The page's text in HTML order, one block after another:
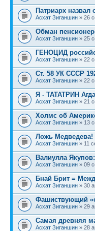
Патриарх
Асхат Зиганшин » 26
Обман
Асхат Зиганшин » 25
ГЕНОЦИД
Асхат Зиганшин » 22
Ст. 58 УК СССР
Асхат Зиганшин » 22
Я - ТАТАТРИН
Асхат Зиганшин » 21
Холмс об
Асхат Зиганшин » 13
Ложь Медведева!
Асхат Зиганшин » 11
Вaлиулла
Асхат Зиганшин » 09
Бнай Брит =
Асхат Зиганшин » 30
Фашиствующий
Асхат Зиганшин » 29
Самая древняя
Асхат Зиганшин » 28